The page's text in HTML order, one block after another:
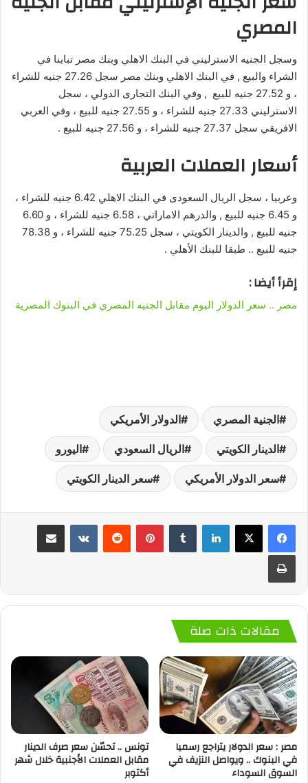
المصري
وسجل الجنيه الاسترليني في البنك الاهلي وبنك مصر تباينا في
الشراء والبيع , في البنك الاهلي وبنك مصر سجل 27.26 جنيه للشراء
، و 27.52 جنيه للبيع , وفي البنك التجارى الدولي ، سجل
الاسترليني 27.33 جنيه للشراء ، و 27.55 جنيه للبيع ، وفي العربي
الافريقي سجل 27.37 جنيه للشراء ، و 27.56 جنيه للبيع .
أسعار العملات العربية
وعربيا ، سجل الريال السعودى في البنك الاهلي 6.42 جنيه للشراء ،
و 6.45 جنيه للبيع , والدرهم الاماراتي ، 6.58 جنيه للشراء ، و 6.60
جنيه للبيع , والدينار الكويتي ، سجل 75.25 جنيه للشراء ، و 78.38
جنيه للبيع .. طبقا للبنك الأهلي .
إقرأ أيضا :
مصر .. سعر الدولار اليوم مقابل الجنيه المصري في البنوك المصرية
الجنية المصري الدولار الأمريكي
الدينار الكويتي الريال السعودي اليورو
سعر الدولار الأمريكي سعر الدينار الكويتي
لينكدإن بينتيريست
مقالات ذات صلة
مصر : سعر الدولار يتراجع رسميا
في البنوك .. ويواصل النزيف في
السوق السوداء
تونس .. تحسّن سعر صرف الدينار
مقابل العملات الأجنبية خلال شهر
أكتوبر